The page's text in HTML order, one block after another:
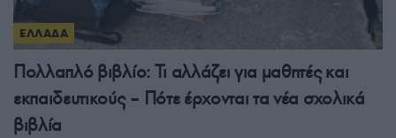
ΕΛΛΑΔΑ
Πολλαπλό βιβλίο: Τι αλλάζει για μαθητές και
εκπαιδευτικούς – Πότε έρχονται τα νέα σχολικά
βιβλία